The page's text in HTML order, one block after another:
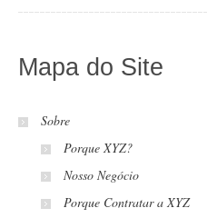
Mapa do Site
Sobre
Porque XYZ?
Nosso Negócio
Porque Contratar a XYZ